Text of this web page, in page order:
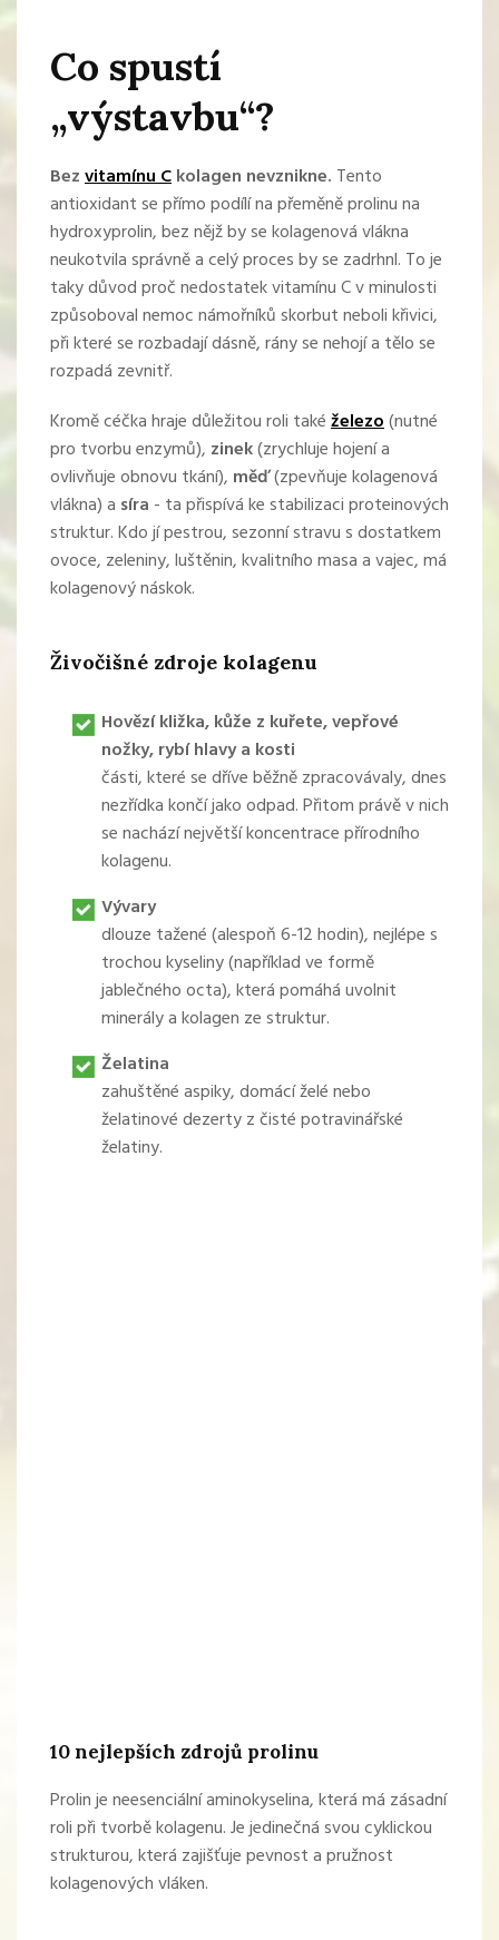
Co spustí
„výstavbu“?
Bezvitamínu Ckolagen nevznikne. Tento
antioxidant se přímo podílí na přeměně prolinu na
hydroxyprolin, bez nějž by se kolagenová vlákna
neukotvila správně a celý proces by se zadrhnl. To je
taky důvod proč nedostatek vitamínu C v minulosti
způsoboval nemoc námořníků skorbut neboli křivici,
při které se rozbadají dásně, rány se nehojí a tělo se
rozpadá zevnitř.
Kromě céčka hraje důležitou roli takéželezo(nutné
pro tvorbu enzymů), zinek(zrychluje hojení a
ovlivňuje obnovu tkání), měď(zpevňuje kolagenová
vlákna) a síra - ta přispívá ke stabilizaci proteinových
struktur. Kdo jí pestrou, sezonní stravu s dostatkem
ovoce, zeleniny, luštěnin, kvalitního masa a vajec, má
kolagenový náskok.
Živočišné zdroje kolagenu
Hovězí kližka, kůže z kuřete, vepřové
nožky, rybí hlavy a kosti
části, které se dříve běžně zpracovávaly, dnes
nezřídka končí jako odpad. Přitom právě v nich
se nachází největší koncentrace přírodního
kolagenu.
Vývary
dlouze tažené (alespoň 6-12 hodin), nejlépe s
trochou kyseliny (například ve formě
jablečného octa), která pomáhá uvolnit
minerály a kolagen ze struktur.
Želatina
zahuštěné aspiky, domácí želé nebo
želatinové dezerty z čisté potravinářské
želatiny.
10 nejlepších zdrojů prolinu
Prolin je neesenciální aminokyselina, která má zásadní
roli při tvorbě kolagenu. Je jedinečná svou cyklickou
strukturou, která zajišťuje pevnost a pružnost
kolagenových vláken.